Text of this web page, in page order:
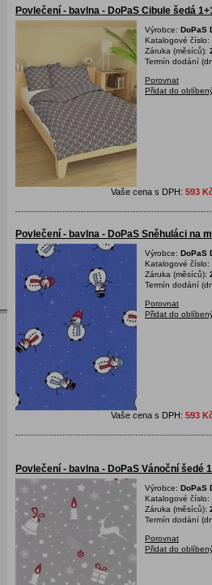
Povlečení - bavlna - DoPaS Cibule šedá
Výrobce: DoPaS
Katalogové číslo:
Záruka (měsíců):
Termín dodání
Porovnat
Přidat do
Vaše cena s DPH: 593
Povlečení - bavlna - DoPaS Sněhuláci na
Výrobce: DoPaS
Katalogové číslo:
Záruka (měsíců):
Termín dodání
Porovnat
Přidat do
Vaše cena s DPH: 593
Povlečení - bavlna - DoPaS Vánoční šedé
Výrobce: DoPaS
Katalogové číslo:
Záruka (měsíců):
Termín dodání
Porovnat
Přidat do